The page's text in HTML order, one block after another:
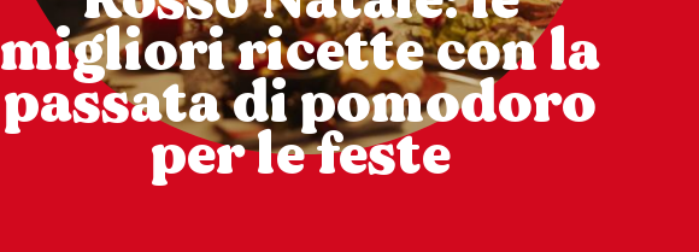
migliori ricette con la
passata di pomodoro
per le feste